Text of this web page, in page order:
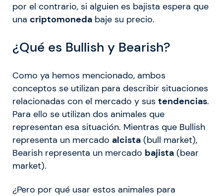
por el contrario, si alguien es bajista espera que
una criptomoneda baje su precio.
¿Qué es Bullish y Bearish?
Como ya hemos mencionado, ambos
conceptos se utilizan para describir situaciones
relacionadas con el mercado y sus tendencias.
Para ello se utilizan dos animales que
representan esa situación. Mientras que Bullish
representa un mercado alcista (bull market),
Bearish representa un mercado bajista (bear
market).
¿Pero por qué usar estos animales para